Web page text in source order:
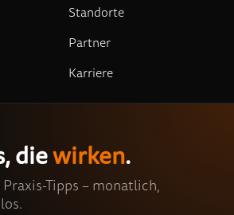
Standorte
Partner
Karriere
diewirken.
Tipps – monatlich,